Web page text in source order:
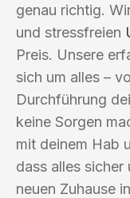
genau richtig.
und stressfreien
Preis. Unsere
sich um alles –
Durchführung
keine Sorgen
mit deinem Hab
dass alles
neuen Zuhause